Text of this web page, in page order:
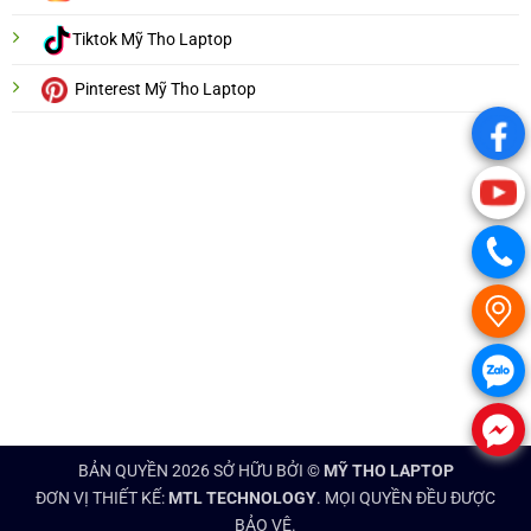
Tiktok Mỹ Tho Laptop
Pinterest Mỹ Tho Laptop
BẢN QUYỀN 2026 SỞ HỮU BỞI © MỸ THO LAPTOP
ĐƠN VỊ THIẾT KẾ: MTL TECHNOLOGY. MỌI QUYỀN ĐỀU ĐƯỢC
BẢO VỆ.
.
.
.
.
.
.